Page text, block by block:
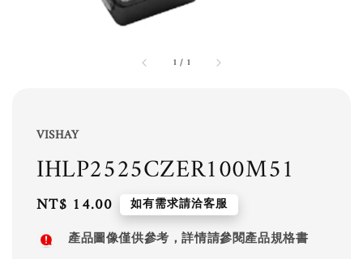
1 / 1
VISHAY
IHLP2525CZER100M51
Regular
price
NT$ 14.00 如有需求請洽客服
產品圖像僅供參考，詳情請參閱產品規格書